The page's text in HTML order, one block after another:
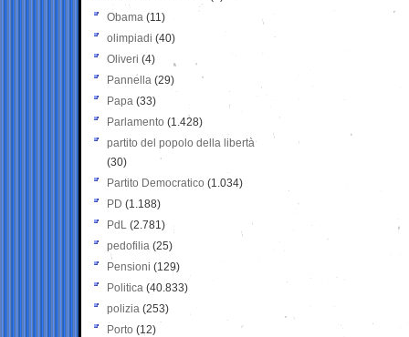
Obama (11)
olimpiadi (40)
Oliveri (4)
Pannella (29)
Papa (33)
Parlamento (1.428)
partito del popolo della libertà
(30)
Partito Democratico (1.034)
PD (1.188)
PdL (2.781)
pedofilia (25)
Pensioni (129)
Politica (40.833)
polizia (253)
Porto (12)